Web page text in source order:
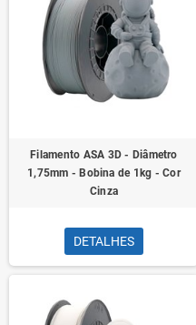
Filamento ASA 3D - Diâmetro
1,75mm - Bobina de 1kg - Cor
Cinza
DETALHES